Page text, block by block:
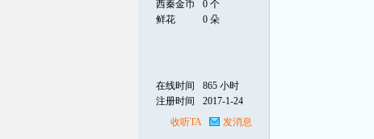
西秦金币
0 个
鲜花
0 朵
在线时间
865 小时
注册时间
2017-1-24
收听TA
发消息